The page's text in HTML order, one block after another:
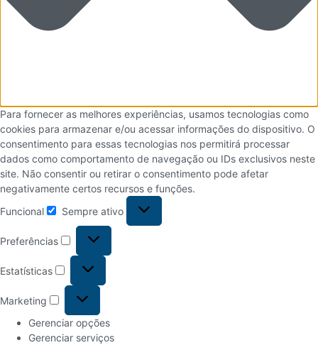
Para fornecer as melhores experiências, usamos tecnologias como
cookies para armazenar e/ou acessar informações do dispositivo. O
consentimento para essas tecnologias nos permitirá processar
dados como comportamento de navegação ou IDs exclusivos neste
site. Não consentir ou retirar o consentimento pode afetar
negativamente certos recursos e funções.
Funcional
Sempre ativo
Preferências
Estatísticas
Marketing
Gerenciar opções
Gerenciar serviços